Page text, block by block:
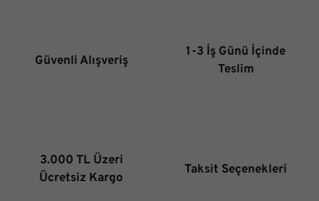
Ürün fiyatı diğer sitelerden daha pahalı.
Güvenli Alışveriş
1-3 İş Günü İçinde
Teslim
3.000 TL Üzeri
Ücretsiz Kargo
Taksit Seçenekleri